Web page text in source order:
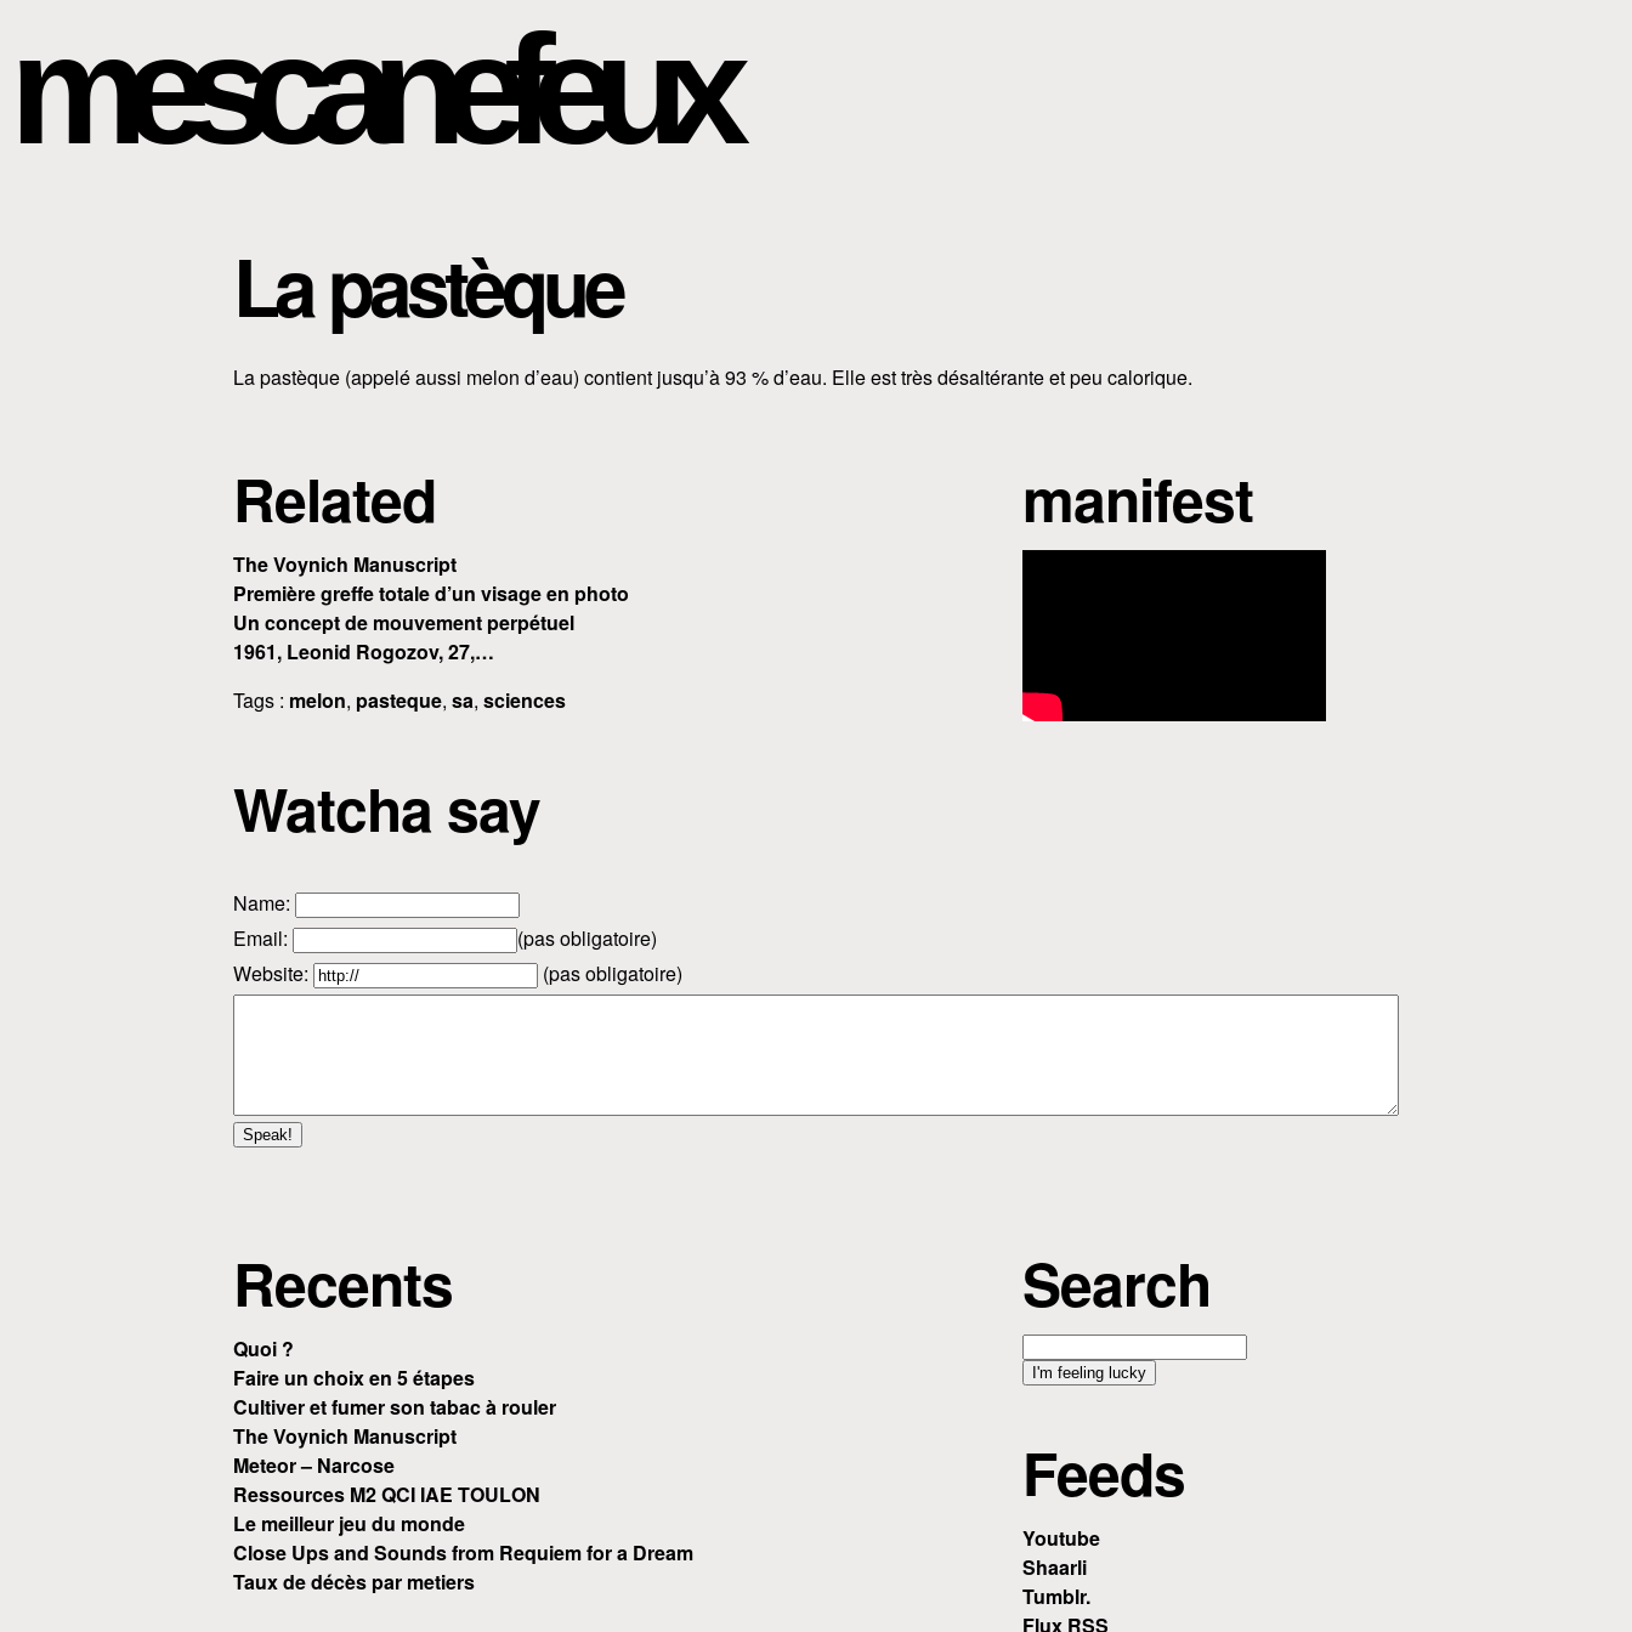
mescanefeux
La pastèque
La pastèque (appelé aussi melon d’eau) contient jusqu’à 93 % d’eau. Elle est très désaltérante et peu calorique.
manifest
Related
The Voynich Manuscript
Première greffe totale d’un visage en photo
Un concept de mouvement perpétuel
1961, Leonid Rogozov, 27,…
Tags : melon, pasteque, sa, sciences
Watcha say
Name:
Email:
(pas obligatoire)
Website:
(pas obligatoire)
Search
Feeds
Youtube
Shaarli
Tumblr.
Flux RSS
Recents
Quoi ?
Faire un choix en 5 étapes
Cultiver et fumer son tabac à rouler
The Voynich Manuscript
Meteor – Narcose
Ressources M2 QCI IAE TOULON
Le meilleur jeu du monde
Close Ups and Sounds from Requiem for a Dream
Taux de décès par metiers